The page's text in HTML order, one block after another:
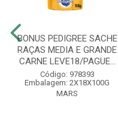
BONUS PEDIGREE SACHE
RAÇAS MEDIA E GRANDE
CARNE LEVE18/PAGUE...
Código: 978393
Embalagem: 2X18X100G
MARS